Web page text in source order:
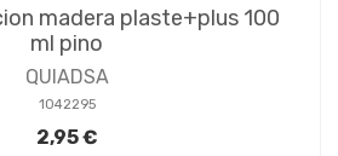
madera plaste+plus 100
ml pino
QUIADSA
1042295
2,95 €